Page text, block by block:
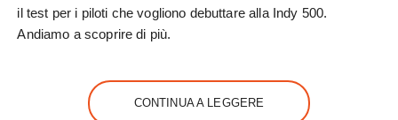
il test per i piloti che vogliono debuttare alla Indy 500.
Andiamo a scoprire di più.
CONTINUA A LEGGERE